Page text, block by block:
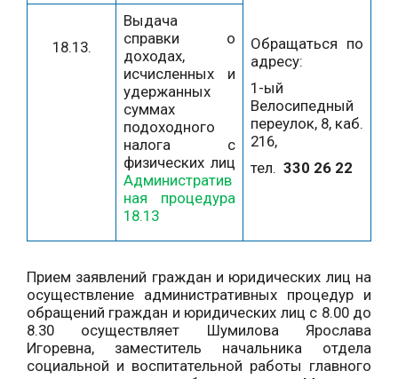
Обращаться по
адресу:
1-ый
Велосипедный
переулок, 8, каб.
216,
тел. 330 26 22
18.13.
Выдача
справки о
доходах,
исчисленных и
удержанных
суммах
подоходного
налога с
физических лиц
Административ
ная процедура
18.13
Прием заявлений граждан и юридических лиц на
осуществление административных процедур и
обращений граждан и юридических лиц с 8.00 до
8.30 осуществляет Шумилова Ярослава
Игоревна, заместитель начальника отдела
социальной и воспитательной работы главного